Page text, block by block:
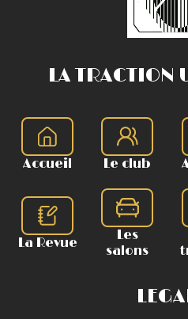
LA TRACTION
Accueil Le club
La Revue
Les
salons